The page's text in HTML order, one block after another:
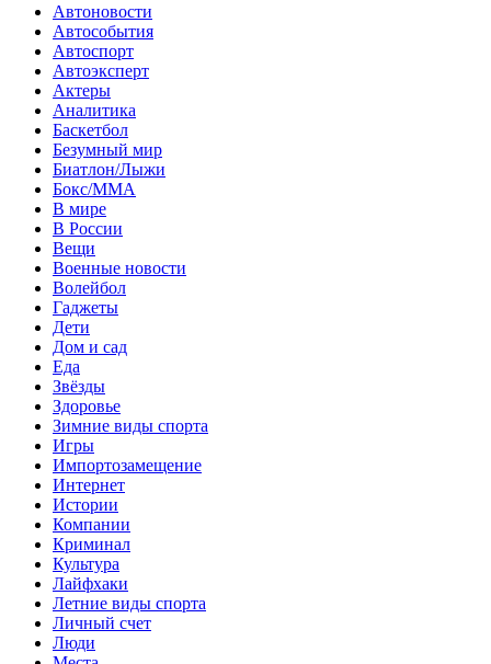
Автоновости
Автособытия
Автоспорт
Автоэксперт
Актеры
Аналитика
Баскетбол
Безумный мир
Биатлон/Лыжи
Бокс/MMA
В мире
В России
Вещи
Военные новости
Волейбол
Гаджеты
Дети
Дом и сад
Еда
Звёзды
Здоровье
Зимние виды спорта
Игры
Импортозамещение
Интернет
Истории
Компании
Криминал
Культура
Лайфхаки
Летние виды спорта
Личный счет
Люди